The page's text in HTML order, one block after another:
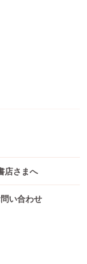
店さまへ
い合わせ